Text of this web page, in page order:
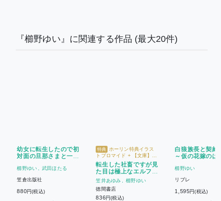
『櫛野ゆい』に関連する作品 (最大20件)
幼女に転生したので初
対面の旦那さまと一緒
ばります
櫛野ゆい 武田ほたる
笠倉出版社
880円(税込)
特典 ホーリン特典イラス
トブロマイド + 【文庫】帯
＆キラキラチェキ風カード
【Charaバースデーフェア
2026】
転生した社畜ですが見
た目は極上なエルフで
す
笠井あゆみ
櫛野ゆい
徳間書店
836円(税込)
白狼族長と契約
～仮の花嫁のは
櫛野ゆい
リブレ
1,595円(税込)